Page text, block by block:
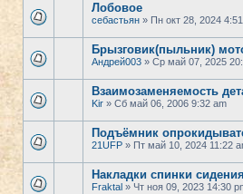
Лобовое
себастьян » Пн окт 28, 2024
Брызговик(пыльник)
Андрей003 » Ср май 07, 2025
Взаимозаменяемость
Kir » Сб май 06, 2006 9:32 am
Подъёмник
21UFP » Пт май 10, 2024 11:22
Накладки спинки
Fraktal » Чт ноя 09, 2023 14:30